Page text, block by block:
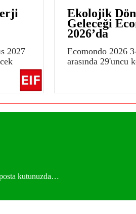
2027
Ekolojik
Geleceği
2026’da
Ecomondo 2026
arasında 29'uncu
kutunuzda…